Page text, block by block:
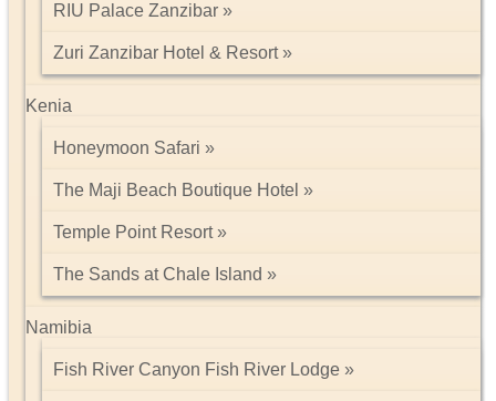
RIU Palace Zanzibar
Zuri Zanzibar Hotel & Resort
Kenia
Honeymoon Safari
The Maji Beach Boutique Hotel
Temple Point Resort
The Sands at Chale Island
Namibia
Fish River Canyon Fish River Lodge